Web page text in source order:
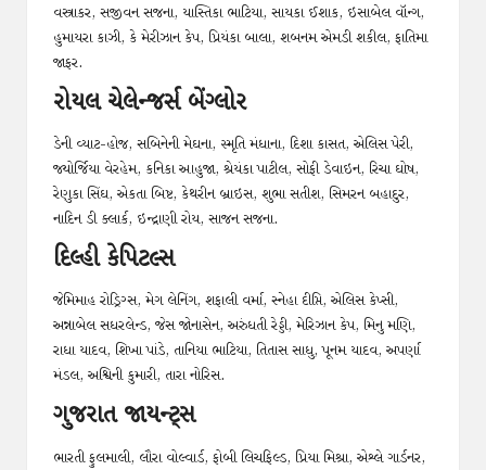
વસ્ત્રાકર, સજીવન સજના, યાસ્તિકા ભાટિયા, સાયકા ઈશાક, ઇસાબેલ વૉન્ગ,
હુમાયરા કાઝી, કે મેરીઝાન કેપ, પ્રિયંકા બાલા, શબનમ એમડી શકીલ, ફાતિમા
જાફર.
રોયલ ચેલેન્જર્સ બેંગ્લોર
ડેની વ્યાટ-હોજ, સબિનેની મેઘના, સ્મૃતિ મંધાના, દિશા કાસત, એલિસ પેરી,
જ્યોર્જિયા વેરહેમ, કનિકા આહુજા, શ્રેયંકા પાટીલ, સોફી ડેવાઇન, રિચા ઘોષ,
રેણુકા સિંઘ, એકતા બિષ્ટ, કેથરીન બ્રાઇસ, શુભા સતીશ, સિમરન બહાદુર,
નાદિન ડી ક્લાર્ક, ઇન્દ્રાણી રોય, સાજન સજના.
દિલ્હી કેપિટલ્સ
જેમિમાહ રોડ્રિગ્સ, મેગ લેનિંગ, શફાલી વર્મા, સ્નેહા દીપ્તિ, એલિસ કેપ્સી,
અન્નાબેલ સધરલેન્ડ, જેસ જોનાસેન, અરુંધતી રેડ્ડી, મેરિઝાન કેપ, મિનુ મણિ,
રાધા યાદવ, શિખા પાંડે, તાનિયા ભાટિયા, તિતાસ સાધુ, પૂનમ યાદવ, અપર્ણા
મંડલ, અશ્વિની કુમારી, તારા નોરિસ.
ગુજરાત જાયન્ટ્સ
ભારતી ફુલમાલી, લૌરા વોલ્વાર્ડ, ફોબી લિચફિલ્ડ, પ્રિયા મિશ્રા, એશ્લે ગાર્ડનર,